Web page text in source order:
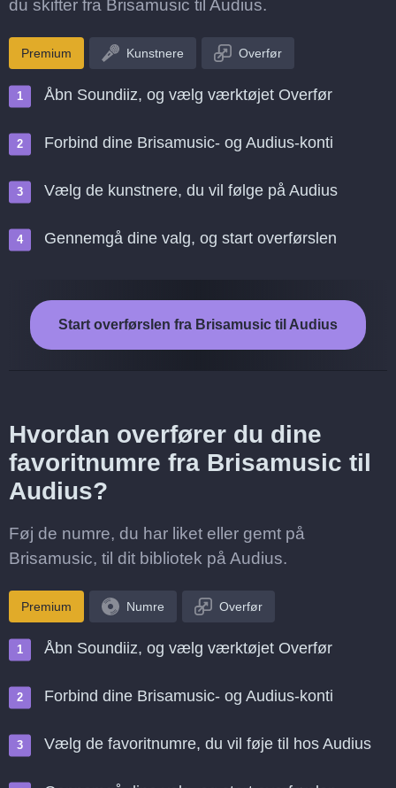
du skifter fra Brisamusic til Audius.
Premium Kunstnere Overfør
Åbn Soundiiz, og vælg værktøjet Overfør
Forbind dine Brisamusic- og Audius-konti
Vælg de kunstnere, du vil følge på Audius
Gennemgå dine valg, og start overførslen
Start overførslen fra Brisamusic til Audius
Hvordan overfører du dine
favoritnumre fra Brisamusic til
Audius?
Føj de numre, du har liket eller gemt på
Brisamusic, til dit bibliotek på Audius.
Premium Numre Overfør
Åbn Soundiiz, og vælg værktøjet Overfør
Forbind dine Brisamusic- og Audius-konti
Vælg de favoritnumre, du vil føje til hos Audius